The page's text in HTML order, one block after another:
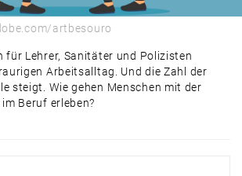
artbesouro
für Lehrer, Sanitäter und Polizisten
­Arbeitsalltag. Und die Zahl der
steigt. Wie gehen Menschen mit der
Beruf erleben?